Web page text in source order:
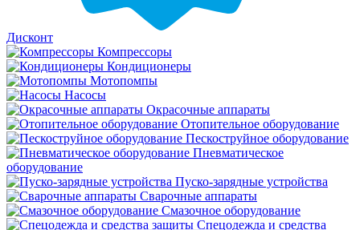
Дисконт
Компрессоры
Кондиционеры
Мотопомпы
Насосы
Окрасочные аппараты
Отопительное оборудование
Пескоструйное оборудование
Пневматическое
оборудование
Пуско-зарядные устройства
Сварочные аппараты
Смазочное оборудование
Спецодежда и средства